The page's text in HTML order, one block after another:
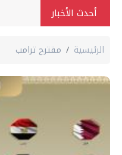
أحدث الأخبار
الرئيسية مقترح ترامب